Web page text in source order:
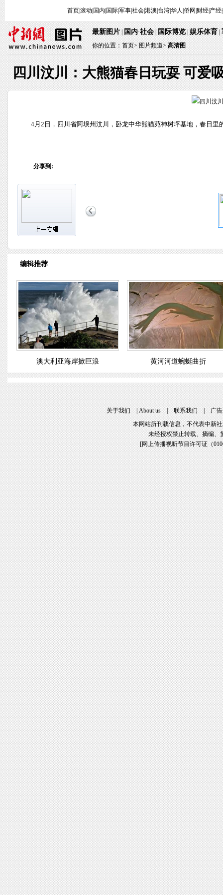
首页|滚动 国内 国际|军事|社会|港澳 台湾|华人 侨网 财经| 产经|
最新图片 | 国内·社会 | 国际博览 | 娱乐体育 |
你的位置：首页> 图片频道> 高清图
四川汶川：大熊猫春日玩耍 可爱
4月2日，四川省阿坝州汶川，卧龙中华熊猫苑神树坪基地，春日
分享到:
编辑推荐
澳大利亚海岸掀巨浪 黄河河道蜿蜒曲折
关于我们 | About u | 联系我们 | 广
本网站所刊载信息，不代表中新
未经授权禁止转载、摘编、
[网上传播视听节目许可证（